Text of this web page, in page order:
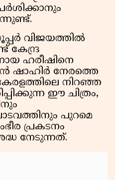
വിജയത്തിൽ
കേന്ദ്ര
ഹരീഷിനെ
ഷാഹിർ നേരത്തെ
നിറഞ്ഞ
ഈ ചിത്രം,
പുറമെ
പ്രകടനം
നേടുന്നത്.